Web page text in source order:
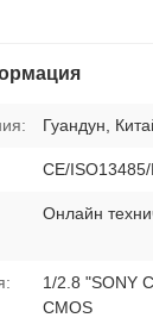
Гуандун,
CE/
Онлайн
1/2.8 "SONY
CMOS